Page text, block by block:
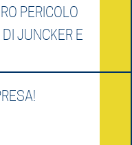
PERICOLO
DI JUNCKER E